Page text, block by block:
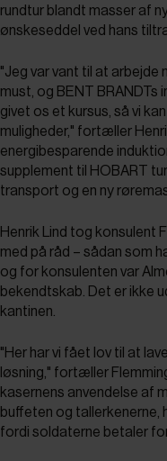
rundtur blandt masser af
ønskeseddel ved hans
"Jeg var vant til at arbejde
must, og BENT BRANDTs
givet os et kursus, så vi
muligheder," fortæller
energibesparende
supplement til HOBART
transport og en ny
Henrik Lind tog konsulent
med på råd – sådan som
og for konsulenten var
bekendtskab. Det er ikke
kantinen.
"Her har vi fået lov til at
løsning," fortæller
kasernens anvendelse af
buffeten og tallerkenerne,
fordi soldaterne betaler